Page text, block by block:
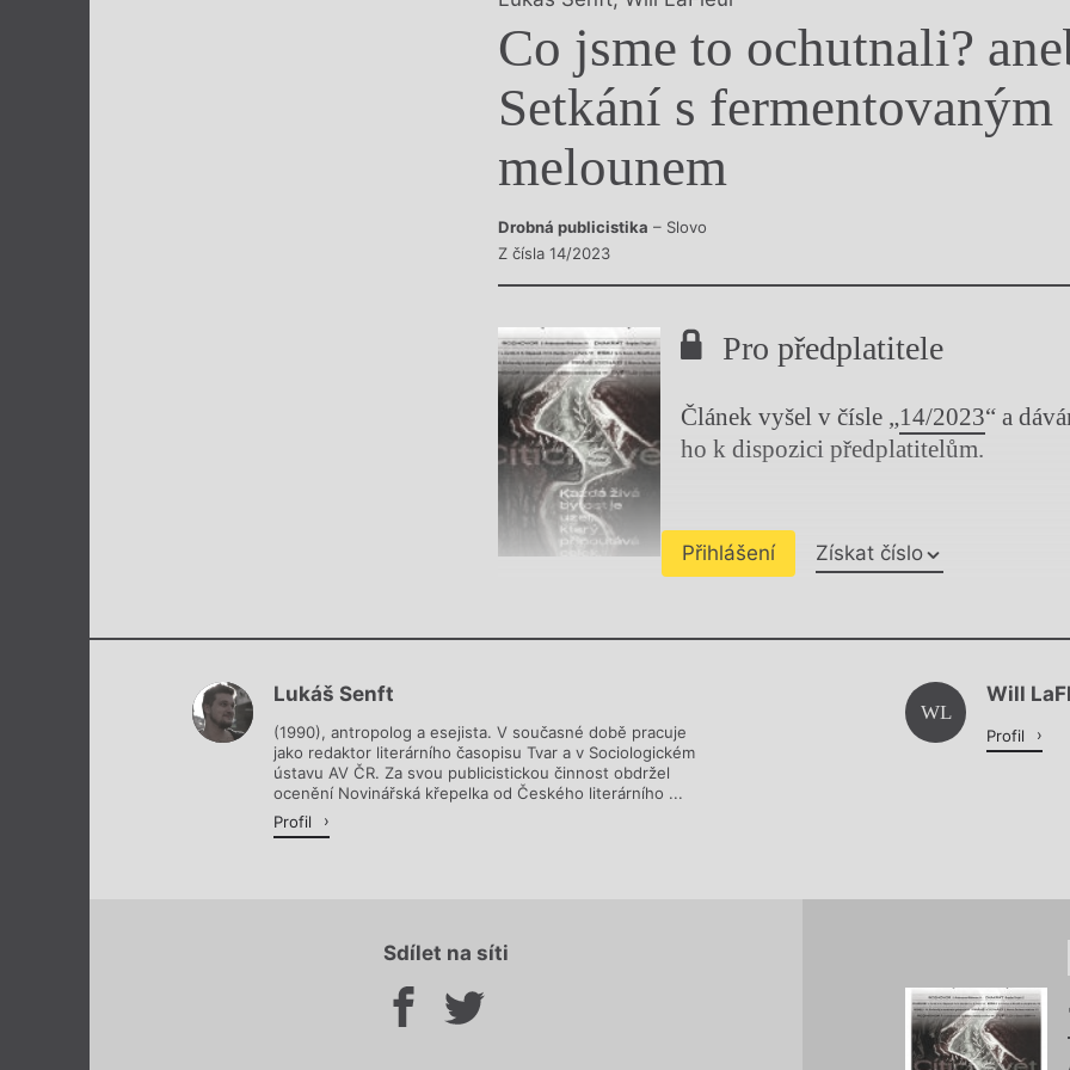
Výroční cenyCo jsme to ochutnali?
Setkání s fermentovaným
melounem
Drobná publicistika – Slovo
Z čísla 14/2023
Pro předplatitele
Článek vyšel v čísle „14/2023“ a
ho k dispozici předplatitelům.
Přihlášení Získat číslo
Chviličku.
Lukáš Senft
(1990), antropolog a esejista. V současné době pracuje
jako redaktor literárního časopisu Tvar a v Sociologickém
ústavu AV ČR. Za svou publicistickou činnost obdržel
ocenění Novinářská křepelka od Českého literárního ...
Profil
WL
Will
Profil
Sdílet na síti